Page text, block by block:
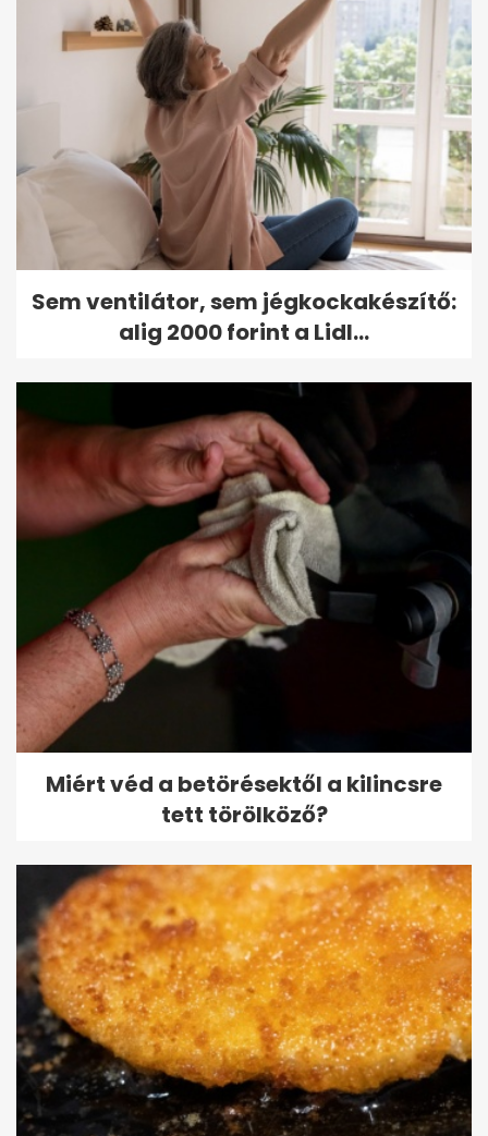
Sem ventilátor, sem jégkockakészítő:
alig 2000 forint a Lidl...
Miért véd a betörésektől a kilincsre
tett törölköző?